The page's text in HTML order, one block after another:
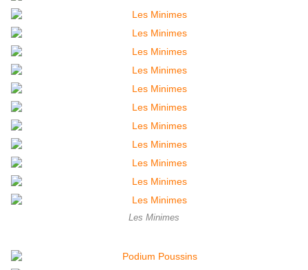
Les Minimes